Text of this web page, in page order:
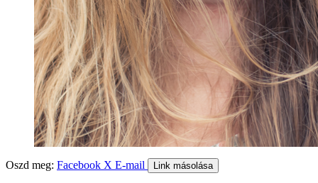
Oszd meg: Facebook X E-mail Link másolása